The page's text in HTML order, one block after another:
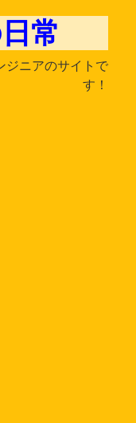
常
ジニアのサイトで
す！